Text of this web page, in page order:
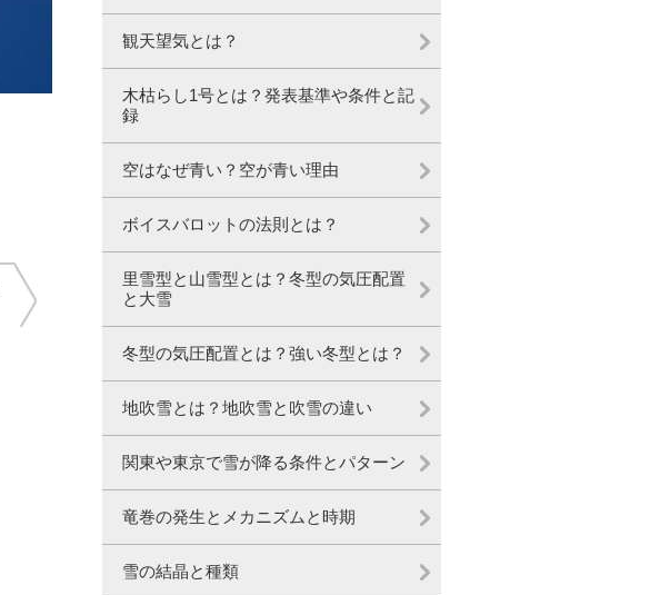
観天望気とは？
木枯らし1号とは？発表基準や条件と記
録
空はなぜ青い？空が青い理由
ボイスバロットの法則とは？
里雪型と山雪型とは？冬型の気圧配置
と大雪
冬型の気圧配置とは？強い冬型とは？
地吹雪とは？地吹雪と吹雪の違い
関東や東京で雪が降る条件とパターン
竜巻の発生とメカニズムと時期
雪の結晶と種類